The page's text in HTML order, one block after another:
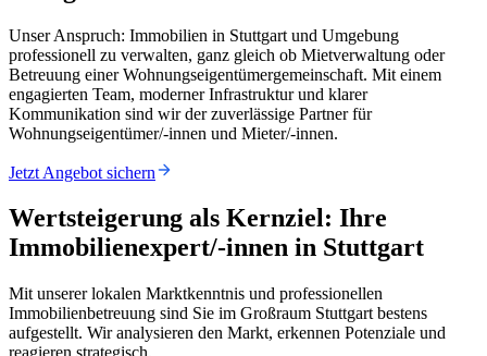
Unser Anspruch: Immobilien in Stuttgart und Umgebung
professionell zu verwalten, ganz gleich ob Mietverwaltung oder
Betreuung einer Wohnungseigentümergemeinschaft. Mit einem
engagierten Team, moderner Infrastruktur und klarer
Kommunikation sind wir der zuverlässige Partner für
Wohnungseigentümer/-innen und Mieter/-innen.
Jetzt Angebot sichern
Wertsteigerung als Kernziel: Ihre
Immobilienexpert/-innen in Stuttgart
Mit unserer lokalen Marktkenntnis und professionellen
Immobilienbetreuung sind Sie im Großraum Stuttgart bestens
aufgestellt. Wir analysieren den Markt, erkennen Potenziale und